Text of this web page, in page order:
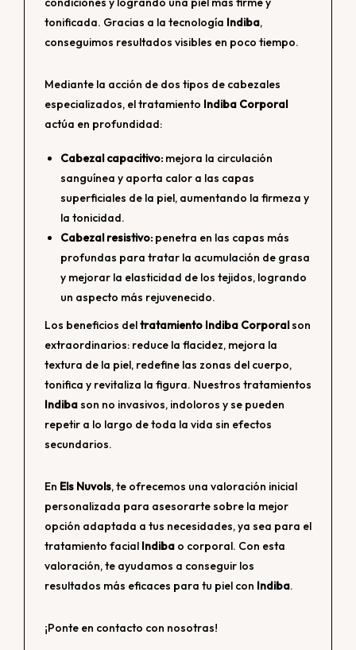
tonificada. Gracias a la tecnología Indiba,
conseguimos resultados visibles en poco tiempo.
Mediante la acción de dos tipos de cabezales
especializados, el tratamiento Indiba Corporal
actúa en profundidad:
Cabezal capacitivo: mejora la circulación
sanguínea y aporta calor a las capas
superficiales de la piel, aumentando la firmeza y
la tonicidad.
Cabezal resistivo: penetra en las capas más
profundas para tratar la acumulación de grasa
y mejorar la elasticidad de los tejidos, logrando
un aspecto más rejuvenecido.
Los beneficios deltratamiento Indiba Corporalson
extraordinarios: reduce la flacidez, mejora la
textura de la piel, redefine las zonas del cuerpo,
tonifica y revitaliza la figura. Nuestros tratamientos
Indibason no invasivos, indoloros y se pueden
repetir a lo largo de toda la vida sin efectos
secundarios.
En Els Nuvols, te ofrecemos una valoración inicial
personalizada para asesorarte sobre la mejor
opción adaptada a tus necesidades, ya sea para el
tratamiento facial Indiba o corporal. Con esta
valoración, te ayudamos a conseguir los
resultados más eficaces para tu piel con Indiba.
¡Ponte en contacto con nosotras!